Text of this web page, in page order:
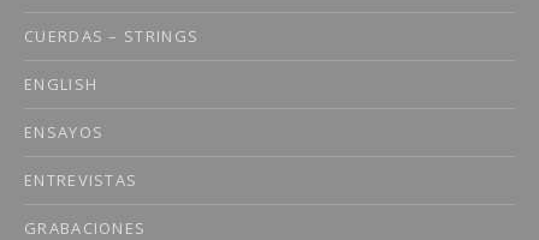
CUERDAS – STRINGS
ENGLISH
ENSAYOS
ENTREVISTAS
GRABACIONES